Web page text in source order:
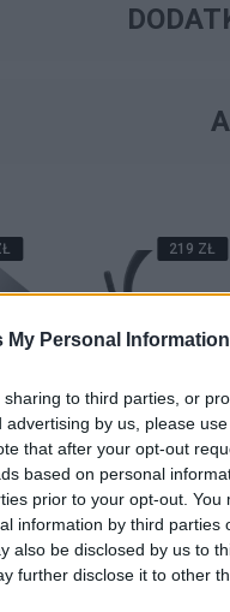
My Personal Information
to third parties, or
by us, please
that after your opt-out
based on personal
prior to your opt-out.
information by third parties
also be disclosed by us to
further disclose it to other
C
219 ZŁ
Słuchawki
Stereo
DODAJ DO